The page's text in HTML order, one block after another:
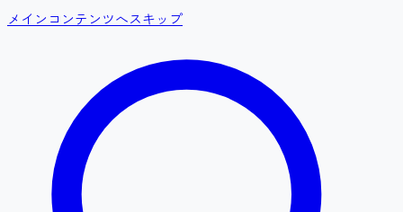
メインコンテンツへスキップ